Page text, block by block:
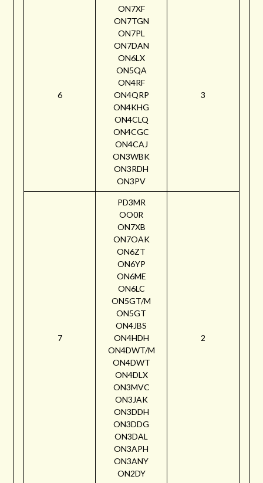
6
ON7XF
ON7TGN
ON7PL
ON7DAN
ON6LX
ON5QA
ON4RF
ON4QRP
ON4KHG
ON4CLQ
ON4CGC
ON4CAJ
ON3WBK
ON3RDH
ON3PV
3
7
PD3MR
OO0R
ON7XB
ON7OAK
ON6ZT
ON6YP
ON6ME
ON6LC
ON5GT/M
ON5GT
ON4JBS
ON4HDH
ON4DWT/M
ON4DWT
ON4DLX
ON3MVC
ON3JAK
ON3DDH
ON3DDG
ON3DAL
ON3APH
ON3ANY
ON2DY
2